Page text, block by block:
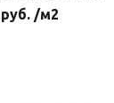
руб. /м2